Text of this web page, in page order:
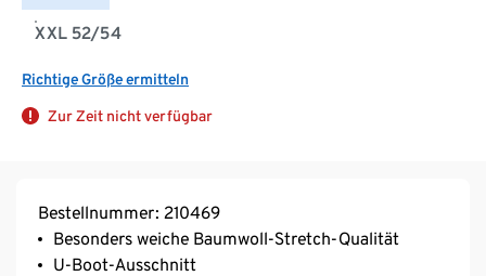
XXL 52/54
Richtige Größe ermitteln
Zur Zeit nicht verfügbar
Bestellnummer: 210469
Besonders weiche Baumwoll-Stretch-Qualität
U-Boot-Ausschnitt